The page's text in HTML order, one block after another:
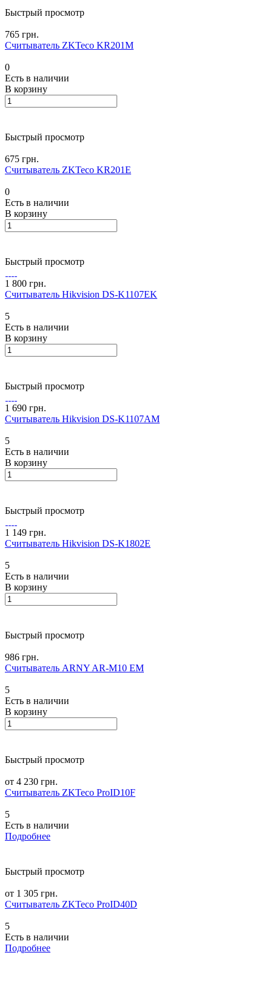
Быстрый просмотр
765 грн.
Считыватель ZKTeco KR201M
0
Есть в наличии
В корзину
Быстрый просмотр
675 грн.
Считыватель ZKTeco KR201E
0
Есть в наличии
В корзину
Быстрый просмотр
1 800 грн.
Считыватель Hikvision DS-K1107EK
5
Есть в наличии
В корзину
Быстрый просмотр
1 690 грн.
Считыватель Hikvision DS-K1107AM
5
Есть в наличии
В корзину
Быстрый просмотр
1 149 грн.
Считыватель Hikvision DS-K1802E
5
Есть в наличии
В корзину
Быстрый просмотр
986 грн.
Считыватель ARNY AR-M10 EM
5
Есть в наличии
В корзину
Быстрый просмотр
от 4 230 грн.
Считыватель ZKTeco ProID10F
5
Есть в наличии
Подробнее
Быстрый просмотр
от 1 305 грн.
Считыватель ZKTeco ProID40D
5
Есть в наличии
Подробнее